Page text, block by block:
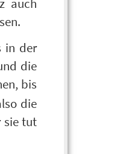
auch
in der
die
bis
die
sie tut